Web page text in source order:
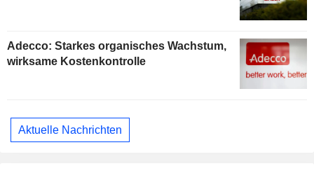
Adecco: Starkes organisches Wachstum,
wirksame Kostenkontrolle
Aktuelle Nachrichten